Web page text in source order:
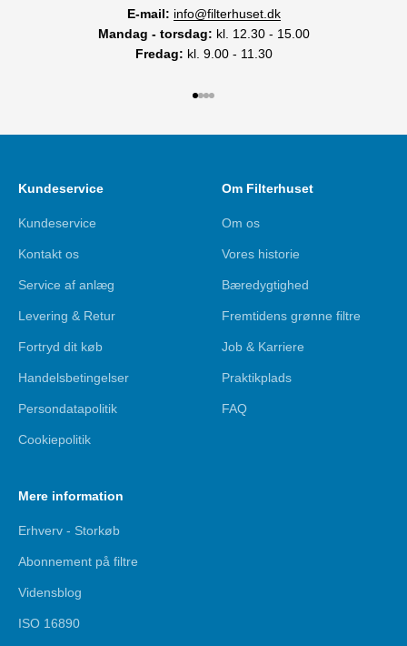
E-mail: info@filterhuset.dk
Mandag - torsdag: kl. 12.30 - 15.00
Fredag: kl. 9.00 - 11.30
Kundeservice
Kundeservice
Kontakt os
Service af anlæg
Levering & Retur
Fortryd dit køb
Handelsbetingelser
Persondatapolitik
Cookiepolitik
Om Filterhuset
Om os
Vores historie
Bæredygtighed
Fremtidens grønne filtre
Job & Karriere
Praktikplads
FAQ
Mere information
Erhverv - Storkøb
Abonnement på filtre
Vidensblog
ISO 16890